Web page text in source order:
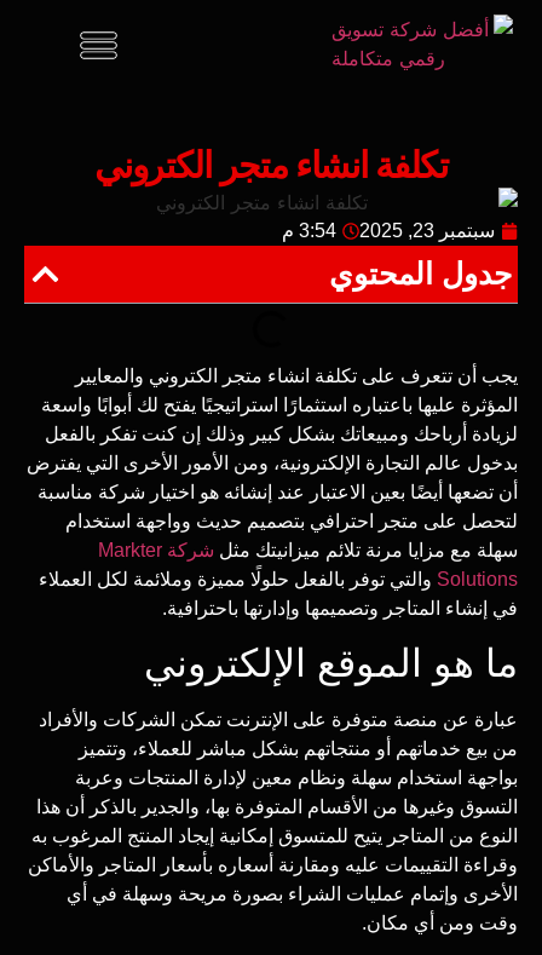
تكلفة انشاء متجر الكتروني
سبتمبر 23, 2025 3:54 م
جدول المحتوي
يجب أن تتعرف على تكلفة انشاء متجر الكتروني والمعايير
المؤثرة عليها باعتباره استثمارًا استراتيجيًا يفتح لك أبوابًا واسعة
لزيادة أرباحك ومبيعاتك بشكل كبير وذلك إن كنت تفكر بالفعل
بدخول عالم التجارة الإلكترونية، ومن الأمور الأخرى التي يفترض
أن تضعها أيضًا بعين الاعتبار عند إنشائه هو اختيار شركة مناسبة
لتحصل على متجر احترافي بتصميم حديث وواجهة استخدام
سهلة مع مزايا مرنة تلائم ميزانيتك مثل
شركة Markter
Solutions والتي توفر بالفعل حلولًا مميزة وملائمة لكل العملاء
في إنشاء المتاجر وتصميمها وإدارتها باحترافية.
ما هو الموقع الإلكتروني
عبارة عن منصة متوفرة على الإنترنت تمكن الشركات والأفراد
من بيع خدماتهم أو منتجاتهم بشكل مباشر للعملاء، وتتميز
بواجهة استخدام سهلة ونظام معين لإدارة المنتجات وعربة
التسوق وغيرها من الأقسام المتوفرة بها، والجدير بالذكر أن هذا
النوع من المتاجر يتيح للمتسوق إمكانية إيجاد المنتج المرغوب به
وقراءة التقييمات عليه ومقارنة أسعاره بأسعار المتاجر والأماكن
الأخرى وإتمام عمليات الشراء بصورة مريحة وسهلة في أي
وقت ومن أي مكان.